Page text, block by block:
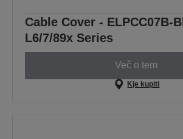
Cable Cover - ELPCC07B-
L6/7/89x Series
Več o tem
Kje kupiti